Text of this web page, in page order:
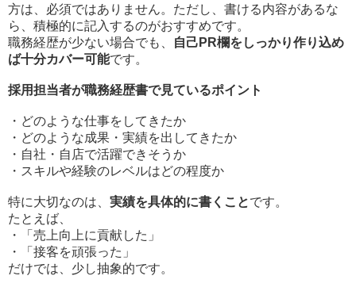
方は、必須ではありません。ただし、書ける内容があるな
ら、積極的に記入するのがおすすめです。
職務経歴が少ない場合でも、
自己PR欄をしっかり作り込め
ば十分カバー可能です。
採用担当者が職務経歴書で見ているポイント
・どのような仕事をしてきたか
・どのような成果・実績を出してきたか
・自社・自店で活躍できそうか
・スキルや経験のレベルはどの程度か
特に大切なのは、 実績を具体的に書くことです。
たとえば、
・「売上向上に貢献した」
・「接客を頑張った」
だけでは、少し抽象的です。